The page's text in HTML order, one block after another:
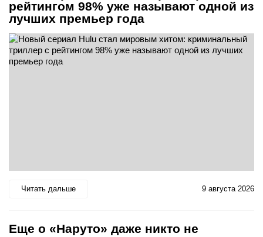
рейтингом 98% уже называют одной из
лучших премьер года
Читать дальше 9 августа 2026
Еще о «Наруто» даже никто не